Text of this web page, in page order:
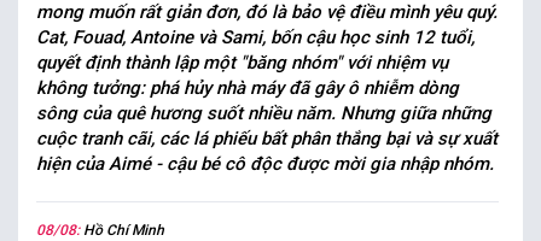
mong muốn rất giản đơn, đó là bảo vệ điều mình yêu quý.
Cat, Fouad, Antoine và Sami, bốn cậu học sinh 12 tuổi,
quyết định thành lập một "băng nhóm" với nhiệm vụ
không tưởng: phá hủy nhà máy đã gây ô nhiễm dòng
sông của quê hương suốt nhiều năm. Nhưng giữa những
cuộc tranh cãi, các lá phiếu bất phân thắng bại và sự xuất
hiện của Aimé - cậu bé cô độc được mời gia nhập nhóm.
08/08: Hồ Chí Minh